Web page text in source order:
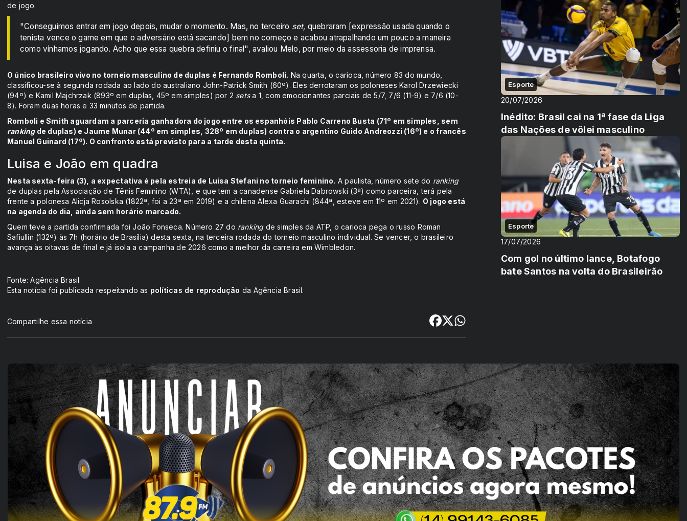
de jogo.
"Conseguimos entrar em jogo depois, mudar o momento. Mas, no terceiro set, quebraram [expressão usada quando o
tenista vence o game em que o adversário está sacando] bem no começo e acabou atrapalhando um pouco a maneira
como vínhamos jogando. Acho que essa quebra definiu o final", avaliou Melo, por meio da assessoria de imprensa.
O único brasileiro vivo no torneio masculino de duplas é Fernando Romboli. Na quarta, o carioca, número 83 do mundo,
classificou-se à segunda rodada ao lado do australiano John-Patrick Smith (60º). Eles derrotaram os poloneses Karol Drzewiecki
(94º) e Kamil Majchrzak (893º em duplas, 45º em simples) por 2 setsa 1, com emocionantes parciais de 5/7, 7/6 (11-9) e 7/6 (10-
8). Foram duas horas e 33 minutos de partida.
Romboli e Smith aguardam a parceria ganhadora do jogo entre os espanhóis Pablo Carreno Busta (71º em simples, sem
rankingde duplas) e Jaume Munar (44º em simples, 328º em duplas) contra o argentino Guido Andreozzi (16º) e o francês
Manuel Guinard (17º). O confronto está previsto para a tarde desta quinta.
Luisa e João em quadra
Nesta sexta-feira (3), a expectativa é pela estreia de Luisa Stefani no torneio feminino. A paulista, número sete do ranking
de duplas pela Associação de Tênis Feminino (WTA), e que tem a canadense Gabriela Dabrowski (3ª) como parceira, terá pela
frente a polonesa Alicja Rosolska (1822ª, foi a 23ª em 2019) e a chilena Alexa Guarachi (844ª, esteve em 11º em 2021). O jogo está
na agenda do dia, ainda sem horário marcado.
Quem teve a partida confirmada foi João Fonseca. Número 27 do rankingde simples da ATP, o carioca pega o russo Roman
Safiullin (132º) às 7h (horário de Brasília) desta sexta, na terceira rodada do torneio masculino individual. Se vencer, o brasileiro
avança às oitavas de final e já isola a campanha de 2026 como a melhor da carreira em Wimbledon.
Fonte: Agência Brasil
Esta notícia foi publicada respeitando as políticas de reprodução da Agência Brasil.
Compartilhe essa notícia
Esporte
20/07/2026
Inédito: Brasil cai na 1ª fase da Liga
das Nações de vôlei masculino
Esporte
17/07/2026
Com gol no último lance, Botafogo
bate Santos na volta do Brasileirão